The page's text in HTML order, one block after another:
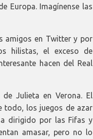
Europa. Imagínense las
amigos en Twitter y por
hilistas, el exceso de
hacen del Real
Julieta en Verona. El
todo, los juegos de azar
dirigido por las Fifas y
amasar, pero no lo